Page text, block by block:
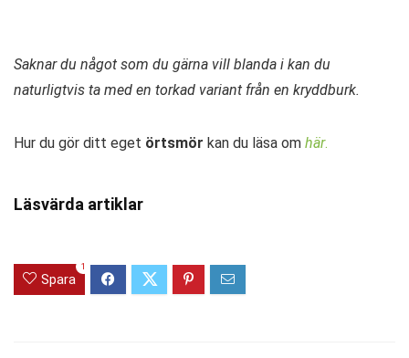
Saknar du något som du gärna vill blanda i kan du
naturligtvis ta med en torkad variant från en kryddburk.
Hur du gör ditt eget örtsmör kan du läsa om här.
Läsvärda artiklar
Spara
1